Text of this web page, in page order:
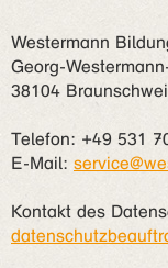
Westermann
Georg-
38104
Telefon: +49 531
E-Mail:
Kontakt des